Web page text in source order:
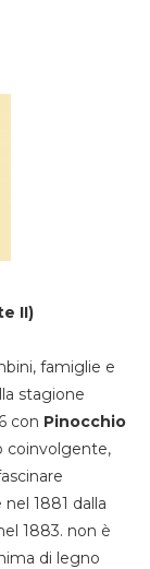
II)
famiglie e
stagione
con Pinocchio
coinvolgente,
1881 dalla
1883. non è
di legno